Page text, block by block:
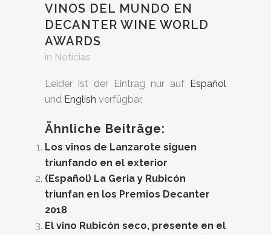
VINOS DEL MUNDO EN
DECANTER WINE WORLD
AWARDS
in Noticias
Leider ist der Eintrag nur auf Español
und English verfügbar.
Ähnliche Beiträge:
Los vinos de Lanzarote siguen
triunfando en el exterior
(Español) La Geria y Rubicón
triunfan en los Premios Decanter
2018
El vino Rubicón seco, presente en el